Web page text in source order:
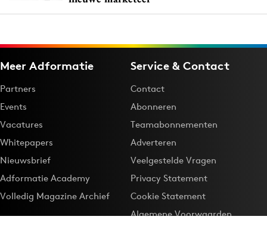
Meer Adformatie
Partners
Events
Vacatures
Whitepapers
Nieuwsbrief
Adformatie Academy
Volledig Magazine Archief
Service & Contact
Contact
Abonneren
Teamabonnementen
Adverteren
Veelgestelde Vragen
Privacy Statement
Cookie Statement
Algemene Voorwaarden